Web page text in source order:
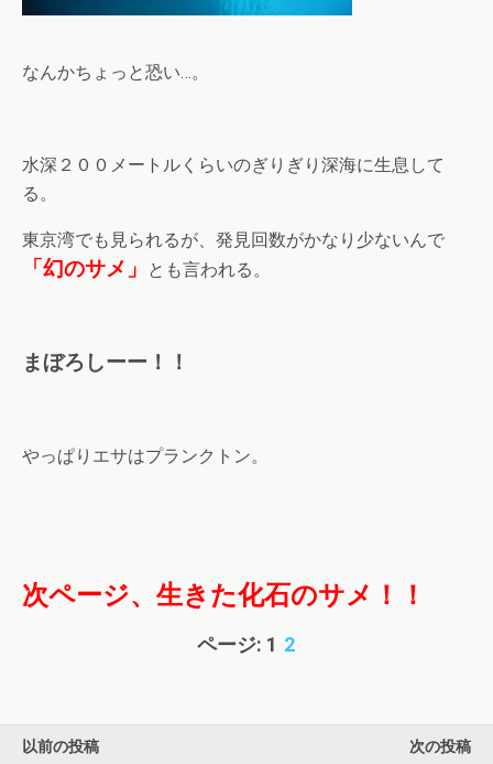
なんかちょっと恐い…。
水深２００メートルくらいのぎりぎり深海に生息して
る。
東京湾でも見られるが、発見回数がかなり少ないんで
「幻のサメ」 とも言われる。
まぼろしーー！！
やっぱりエサはプランクトン。
次ページ、生きた化石のサメ！！
ページ: 1 2
以前の投稿
次の投稿